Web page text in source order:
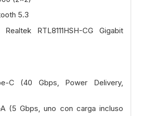
5.3
RTL8111HSH-CG Gigabit
C (40 Gbps, Power Delivery,
(5 Gbps, uno con carga incluso